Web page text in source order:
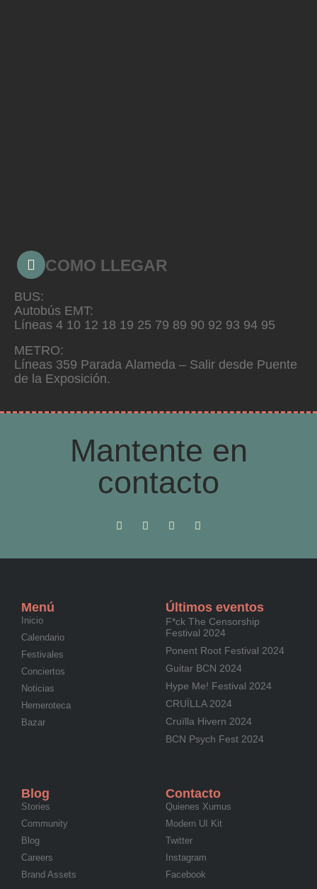
COMO LLEGAR
BUS:
Autobús EMT:
Líneas 4 10 12 18 19 25 79 89 90 92 93 94 95
METRO:
Líneas 359 Parada Alameda – Salir desde Puente
de la Exposición.
Mantente en
contacto
Menú
Inicio
Calendario
Festivales
Conciertos
Noticias
Hemeroteca
Bazar
Últimos eventos
F*ck The Censorship
Festival 2024
Ponent Root Festival 2024
Guitar BCN 2024
Hype Me! Festival 2024
CRUÏLLA 2024
Cruïlla Hivern 2024
BCN Psych Fest 2024
Blog
Stories
Community
Blog
Careers
Brand Assets
Contacto
Quienes Xumus
Modern UI Kit
Twitter
Instagram
Facebook